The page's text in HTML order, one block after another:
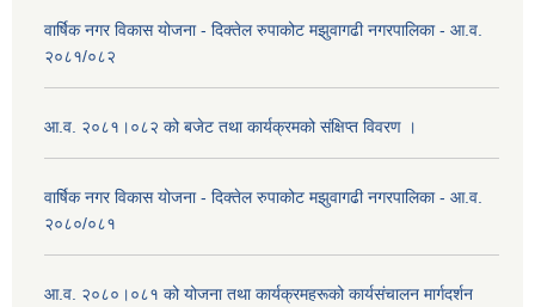
वार्षिक नगर विकास योजना - दिक्तेल रुपाकोट मझुवागढी नगरपालिका - आ.व.
२०८१/०८२
आ.व. २०८१।०८२ को बजेट तथा कार्यक्रमको संक्षिप्त विवरण ।
वार्षिक नगर विकास योजना - दिक्तेल रुपाकोट मझुवागढी नगरपालिका - आ.व.
२०८०/०८१
आ.व. २०८०।०८१ को योजना तथा कार्यक्रमहरूको कार्यसंचालन मार्गदर्शन